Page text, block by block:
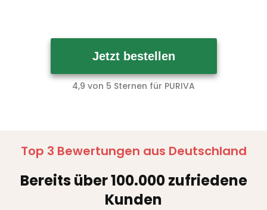
Jetzt bestellen
4,9 von 5 Sternen für PURIVA
Top 3 Bewertungen aus Deutschland
Bereits über 100.000 zufriedene
Kunden